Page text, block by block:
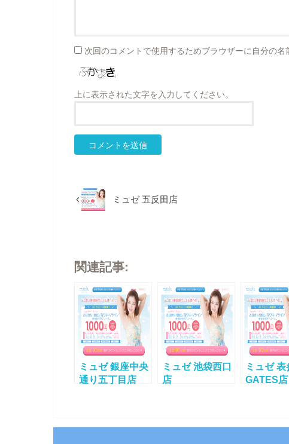
次回のコメントで使用するためブラウザーに自分の名
上に表示された文字を入力してください。
ミュゼ 五反田店
関連記事:
ミュゼ 銀座中央
通り五丁目店
ミュゼ 池袋西口
店
ミュゼ 表
GATES店